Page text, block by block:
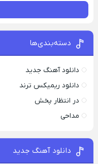
دسته‌بندی‌ها
دانلود آهنگ جدید
دانلود ریمیکس ترند
در انتظار پخش
مداحی
دانلود آهنگ جدید